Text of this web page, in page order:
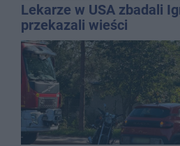
Lekarze w USA zbadali
przekazali wieści